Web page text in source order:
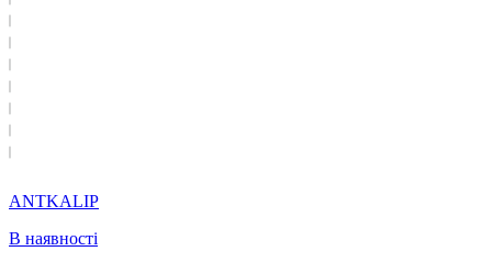
ANTKALIP
В наявності